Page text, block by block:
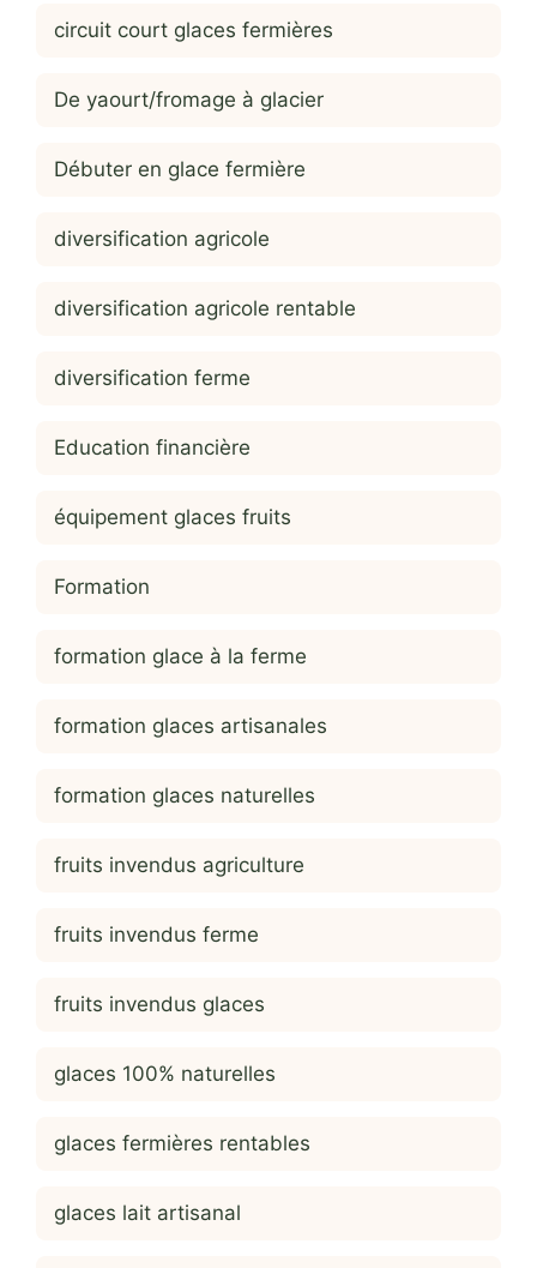
circuit court glaces fermières
De yaourt/fromage à glacier
Débuter en glace fermière
diversification agricole
diversification agricole rentable
diversification ferme
Education financière
équipement glaces fruits
Formation
formation glace à la ferme
formation glaces artisanales
formation glaces naturelles
fruits invendus agriculture
fruits invendus ferme
fruits invendus glaces
glaces 100% naturelles
glaces fermières rentables
glaces lait artisanal